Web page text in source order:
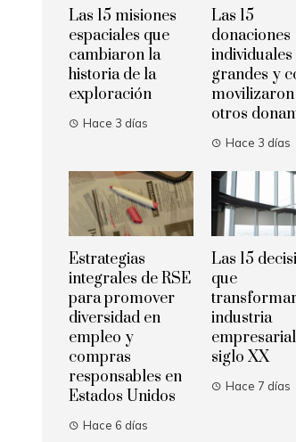
Las 15 misiones
espaciales que
cambiaron la
historia de la
exploración
Hace 3 días
Las 15
donaciones
individuales
grandes y
movilizaron
otros
Hace 3 días
Estrategias
integrales de RSE
para promover
diversidad en
empleo y
compras
responsables en
Estados Unidos
Hace 6 días
Las 15
que
industria
siglo XX
Hace 7 días